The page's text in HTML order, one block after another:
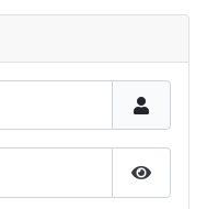
Vis